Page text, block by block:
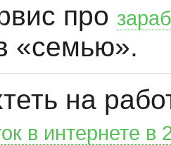
про
«семью».
на
в интернете в